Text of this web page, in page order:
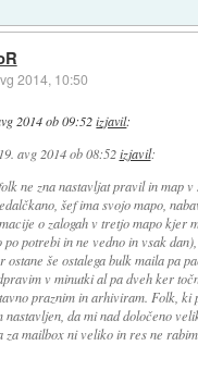
2014, 10:50
2014 ob 09:52 izjavil:
19. avg 2014 ob 08:52 izjavil:
ne zna nastavljat pravil in map
šef ima svojo mapo,
o zalogah v tretjo mapo kjer
po potrebi in ne vedno in vsak
ostane še ostalega bulk maila pa
v minutki al pa dveh ker
praznim in arhiviram. Folk, ki
nastavljen, da mi nad določeno
za mailbox ni veliko in res ne